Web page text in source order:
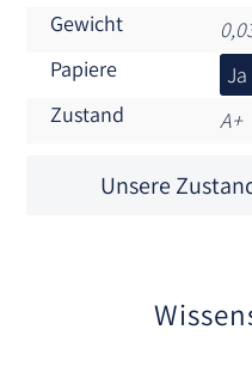
Gewicht
Papiere
Ja
Zustand
A+
Unsere